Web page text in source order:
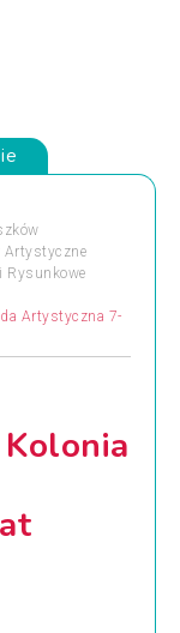
Artystyczne
Rysunkowe
Artystyczna 7-